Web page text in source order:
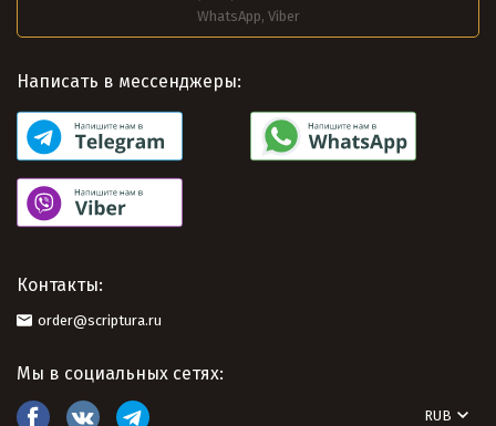
WhatsApp, Viber
Написать в мессенджеры:
Контакты:
order@scriptura.ru
Мы в социальных сетях:
RUB